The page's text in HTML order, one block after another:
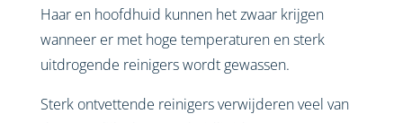
Haar en hoofdhuid kunnen het zwaar krijgen
wanneer er met hoge temperaturen en sterk
uitdrogende reinigers wordt gewassen.
Sterk ontvettende reinigers verwijderen veel van